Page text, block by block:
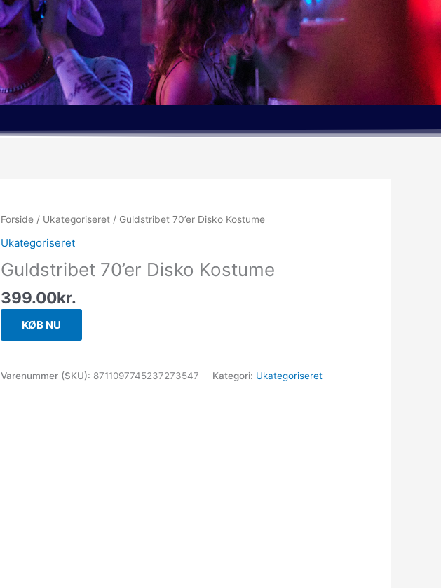
Forside / Ukategoriseret / Guldstribet 70’er Disko Kostume
Ukategoriseret
Guldstribet 70’er Disko Kostume
399.00kr.
KØB NU
Varenummer (SKU): 8711097745237273547 Kategori: Ukategoriseret